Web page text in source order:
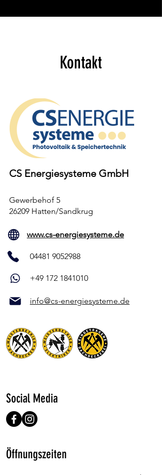
Kontakt
CS Energiesysteme GmbH
Gewerbehof 5
26209 Hatten/Sandkrug
www.cs-energiesysteme.de
04481 9052988
+49 172 1841010
info@cs-energiesysteme.de
Social Media
Öffnungszeiten